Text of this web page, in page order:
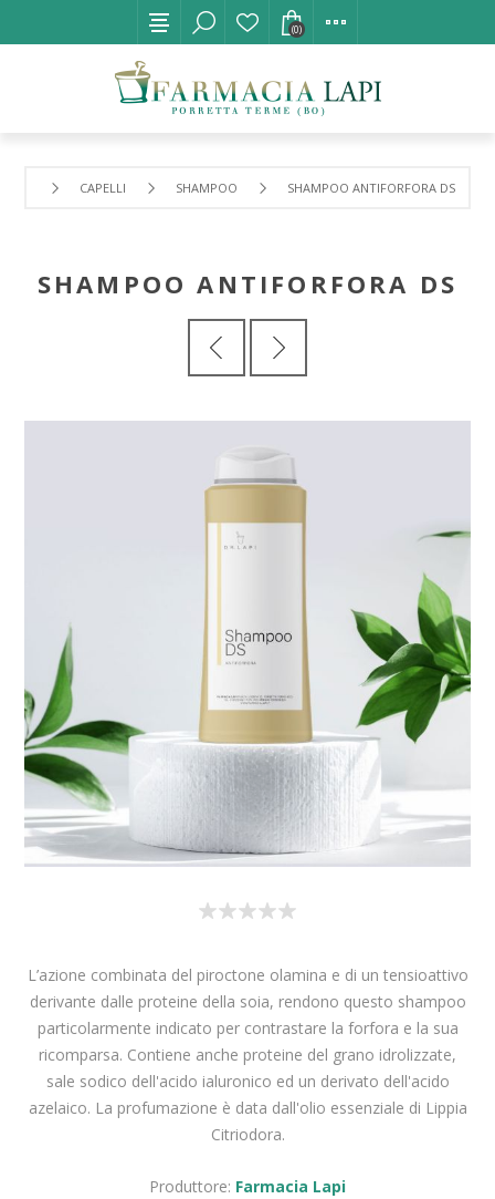
(0)
CAPELLI SHAMPOO SHAMPOO ANTIFORFORA DS
SHAMPOO ANTIFORFORA DS
L’azione combinata del piroctone olamina e di un tensioattivo
derivante dalle proteine della soia, rendono questo shampoo
particolarmente indicato per contrastare la forfora e la sua
ricomparsa. Contiene anche proteine del grano idrolizzate,
sale sodico dell'acido ialuronico ed un derivato dell'acido
azelaico. La profumazione è data dall'olio essenziale di Lippia
Citriodora.
Produttore: Farmacia Lapi